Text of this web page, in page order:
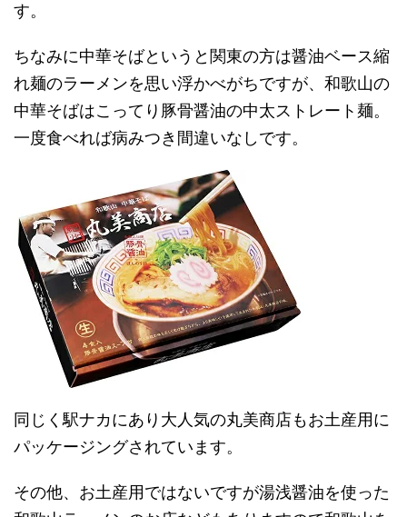
す。
ちなみに中華そばというと関東の方は醤油ベース縮
れ麺のラーメンを思い浮かべがちですが、和歌山の
中華そばはこってり豚骨醤油の中太ストレート麺。
一度食べれば病みつき間違いなしです。
同じく駅ナカにあり大人気の丸美商店もお土産用に
パッケージングされています。
その他、お土産用ではないですが湯浅醤油を使った